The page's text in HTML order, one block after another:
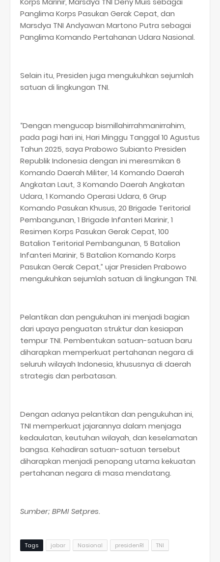
Panglima Korps Pasukan Gerak Cepat, dan
Marsdya TNI Andyawan Martono Putra sebagai
Panglima Komando Pertahanan Udara Nasional.
Selain itu, Presiden juga mengukuhkan sejumlah
satuan di lingkungan TNI.
“Dengan mengucap bismillahirrahmanirrahim,
pada pagi hari ini, Hari Minggu Tanggal 10 Agustus
Tahun 2025, saya Prabowo Subianto Presiden
Republik Indonesia dengan ini meresmikan 6
Komando Daerah Militer, 14 Komando Daerah
Angkatan Laut, 3 Komando Daerah Angkatan
Udara, 1 Komando Operasi Udara, 6 Grup
Komando Pasukan Khusus, 20 Brigade Teritorial
Pembangunan, 1 Brigade Infanteri Marinir, 1
Resimen Korps Pasukan Gerak Cepat, 100
Batalion Teritorial Pembangunan, 5 Batalion
Infanteri Marinir, 5 Batalion Komando Korps
Pasukan Gerak Cepat,” ujar Presiden Prabowo
mengukuhkan sejumlah satuan di lingkungan TNI.
Pelantikan dan pengukuhan ini menjadi bagian
dari upaya penguatan struktur dan kesiapan
tempur TNI. Pembentukan satuan-satuan baru
diharapkan memperkuat pertahanan negara di
seluruh wilayah Indonesia, khususnya di daerah
strategis dan perbatasan.
Dengan adanya pelantikan dan pengukuhan ini,
TNI memperkuat jajarannya dalam menjaga
kedaulatan, keutuhan wilayah, dan keselamatan
bangsa. Kehadiran satuan-satuan tersebut
diharapkan menjadi penopang utama kekuatan
pertahanan negara di masa mendatang.
Sumber; BPMI Setpres.
Tags jabar Nasional presidenRI TNI